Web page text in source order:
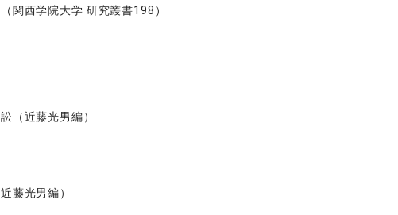
関西学院大学 研究叢書198）
（近藤光男編）
藤光男編）